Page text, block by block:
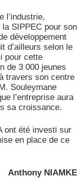
l’industrie,
SIPPEC pour son
développement
d’ailleurs selon le
pour cette
de 3 000 jeunes
travers son centre
Souleymane
l’entreprise aura
sa croissance.
ont été investi sur
en place de ce
Anthony NIAMKE